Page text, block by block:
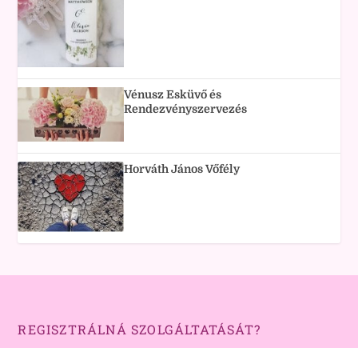
Vénusz Esküvő és
Rendezvényszervezés
Horváth János Vőfély
REGISZTRÁLNÁ SZOLGÁLTATÁSÁT?